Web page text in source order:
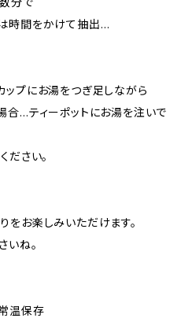
時間をかけて抽出…
プにお湯をつぎ足しながら
合…ティーポットにお湯を注いで
ださい。
をお楽しみいただけます。
いね。
温保存